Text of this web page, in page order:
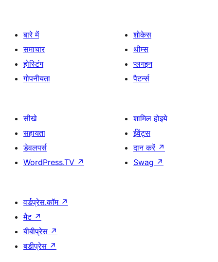
बारे में
समाचार
होस्टिंग
गोपनीयता
शोकेस
थीम्स
प्लगइन
पैटर्न्स
सीखे
सहायता
डेवलपर्स
WordPress.TV ↗
शामिल होइये
ईवेंट्स
दान करें ↗
Swag ↗
वर्डप्रेस.कॉम ↗
मैट ↗
बीबीप्रेस ↗
बडीप्रेस ↗